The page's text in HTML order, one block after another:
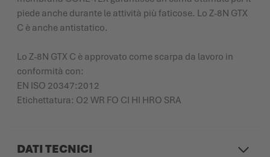
piede anche durante le attività più faticose. Lo Z-8N GTX
C è anche antistatico.
Lo Z-8N GTX C è approvato come scarpa da lavoro in
conformità con:
EN ISO 20347:2012
Etichettatura: O2 WR FO CI HI HRO SRA
DATI TECNICI